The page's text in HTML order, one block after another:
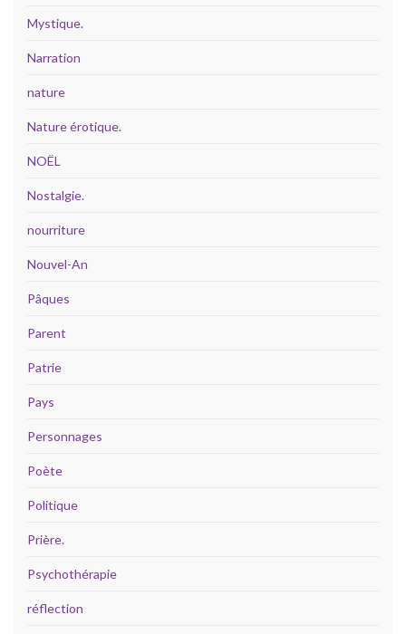
Mystique.
Narration
nature
Nature érotique.
NOËL
Nostalgie.
nourriture
Nouvel-An
Pâques
Parent
Patrie
Pays
Personnages
Poète
Politique
Prière.
Psychothérapie
réflection